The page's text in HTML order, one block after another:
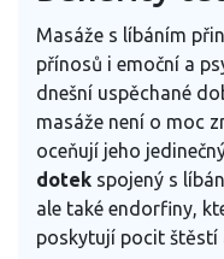
Masáže s líbáním
přínosů i emoční a
dnešní uspěchané
masáže není o moc
oceňují jeho
dotek spojený s
ale také endorfiny,
poskytují pocit štěstí